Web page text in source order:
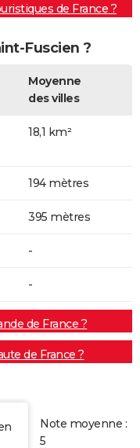
de France ?
Fuscien ?
Moyenne
des villes
18,1 km²
194 mètres
395 mètres
-
-
de France ?
de France ?
Note moyenne :
5